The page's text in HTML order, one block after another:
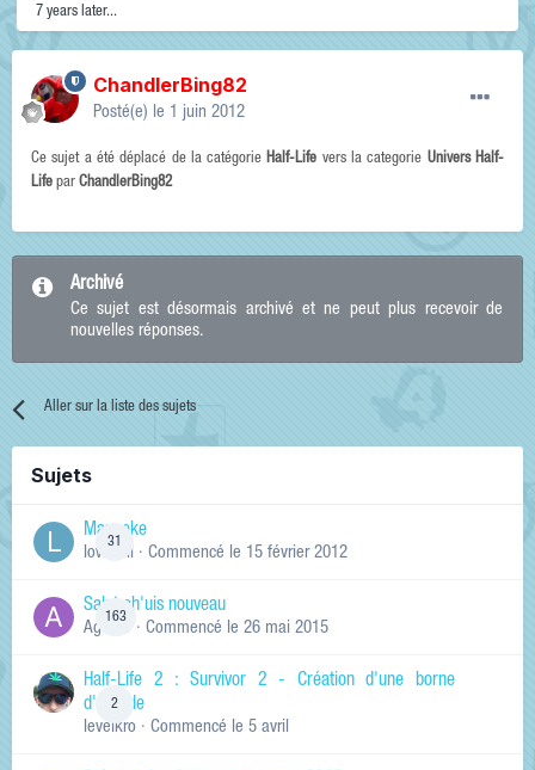
7 years later...
ChandlerBing82
Posté(e) le 1 juin 2012
Ce sujet a été déplacé de la catégorieHalf-Life vers la categorie Univers Half-
Life par ChandlerBing82
Archivé
Ce sujet est désormais archivé et ne peut plus recevoir de
nouvelles réponses.
Aller sur la liste des sujets
Sujets
31
Manneke
lowskill · Commencé le 15 février 2012
163
Salut ch'uis nouveau
Ag0Nie · Commencé le 26 mai 2015
2
Half-Life 2 : Survivor 2 - Création d'une borne
d'arcade
levelkro · Commencé le 5 avril